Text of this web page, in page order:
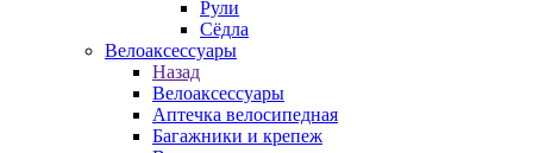
Рули
Сёдла
Велоаксессуары
Назад
Велоаксессуары
Аптечка велосипедная
Багажники и крепеж